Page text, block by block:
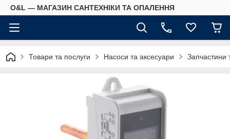
O&L — МАГАЗИН САНТЕХНІКИ ТА ОПАЛЕННЯ
Товари та послуги Насоси та аксесуари Запчастини